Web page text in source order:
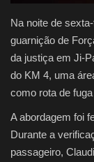
Na noite de
guarnição de
da justiça em Ji-
do KM 4, uma
como rota de
A abordagem foi
Durante a
passageiro,